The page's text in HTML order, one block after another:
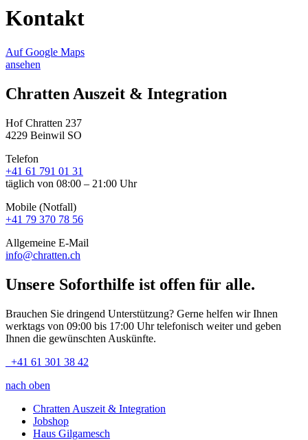
Kontakt
Auf Google Maps
ansehen
Chratten Auszeit & Integration
Hof Chratten 237
4229 Beinwil SO
Telefon
+41 61 791 01 31
täglich von 08:00 – 21:00 Uhr
Mobile (Notfall)
+41 79 370 78 56
Allgemeine E-Mail
info@chratten.ch
Unsere Soforthilfe ist offen für alle.
Brauchen Sie dringend Unterstützung? Gerne helfen wir Ihnen
werktags von 09:00 bis 17:00 Uhr telefonisch weiter und geben
Ihnen die gewünschten Auskünfte.
+41 61 301 38 42
nach oben
Chratten Auszeit & Integration
Jobshop
Haus Gilgamesch